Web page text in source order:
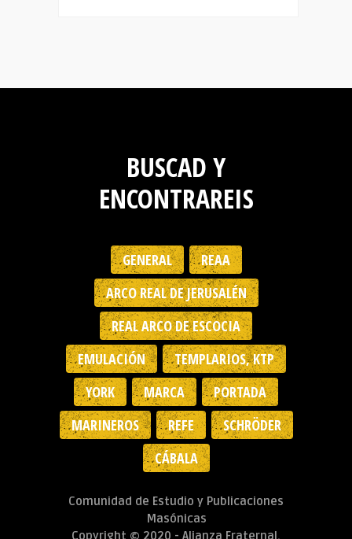
BUSCAD Y
ENCONTRAREIS
GENERAL
REAA
ARCO REAL DE JERUSALÉN
REAL ARCO DE ESCOCIA
EMULACIÓN
TEMPLARIOS, KTP
YORK
MARCA
PORTADA
MARINEROS
REFE
SCHRÖDER
CÁBALA
Comunidad de Estudio y Publicaciones
Masónicas